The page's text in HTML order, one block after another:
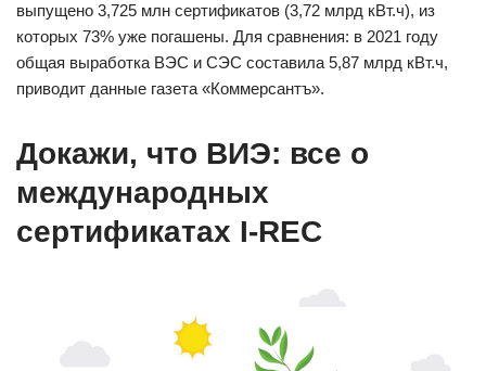
выпущено 3,725 млн сертификатов (3,72 млрд кВт.ч), из
которых 73% уже погашены. Для сравнения: в 2021 году
общая выработка ВЭС и СЭС составила 5,87 млрд кВт.ч,
приводит данные газета «Коммерсантъ».
Докажи, что ВИЭ: все о
международных
сертификатах I-REC